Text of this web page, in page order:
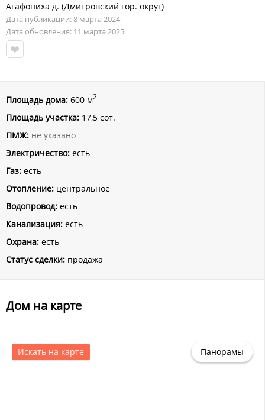
Агафониха д. (Дмитровский гор. округ)
Дата публикации: 8 марта 2024
Дата обновления: 11 марта 2025
Площадь дома: 600 м2
Площадь участка: 17,5 сот.
ПМЖ: не указано
Электричество: есть
Газ: есть
Отопление: центральное
Водопровод: есть
Канализация: есть
Охрана: есть
Статус сделки: продажа
Дом на карте
Искать на карте Панорамы